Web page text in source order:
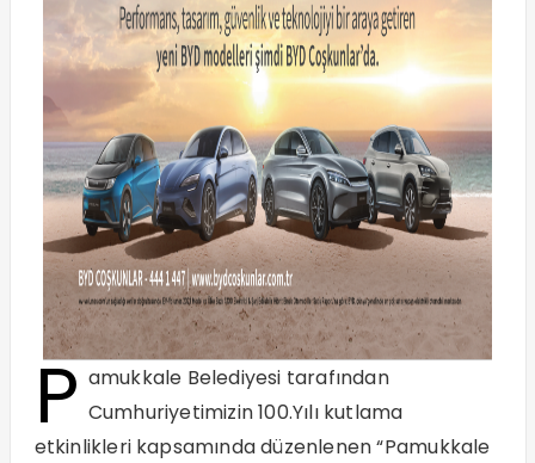
P amukkale Belediyesi tarafından
Cumhuriyetimizin 100.Yılı kutlama
etkinlikleri kapsamında düzenlenen “Pamukkale